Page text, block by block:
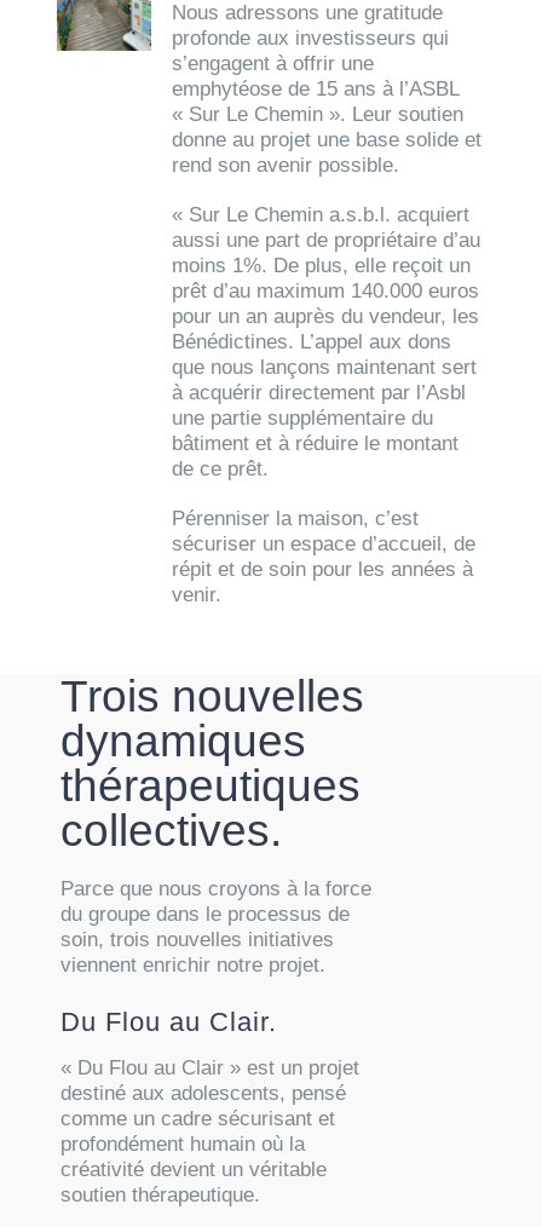
Nous adressons une gratitude
profonde aux investisseurs qui
s’engagent à offrir une
emphytéose de 15 ans à l’ASBL
« Sur Le Chemin ». Leur soutien
donne au projet une base solide et
rend son avenir possible.
« Sur Le Chemin a.s.b.l. acquiert
aussi une part de propriétaire d’au
moins 1%. De plus, elle reçoit un
prêt d’au maximum 140.000 euros
pour un an auprès du vendeur, les
Bénédictines. L’appel aux dons
que nous lançons maintenant sert
à acquérir directement par l’Asbl
une partie supplémentaire du
bâtiment et à réduire le montant
de ce prêt.
Pérenniser la maison, c’est
sécuriser un espace d’accueil, de
répit et de soin pour les années à
venir.
Trois nouvelles
dynamiques
thérapeutiques
collectives.
Parce que nous croyons à la force
du groupe dans le processus de
soin, trois nouvelles initiatives
viennent enrichir notre projet.
Du Flou au Clair.
« Du Flou au Clair » est un projet
destiné aux adolescents, pensé
comme un cadre sécurisant et
profondément humain où la
créativité devient un véritable
soutien thérapeutique.